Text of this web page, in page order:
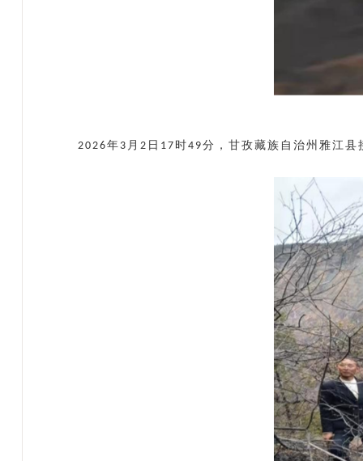
2026年 3 月 2 日 17 时49分，甘孜藏族自治州雅江